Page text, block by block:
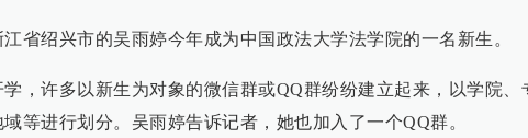
江省绍兴市的吴雨婷今年成为中国政法大学法学院的一名新生。
学，许多以新生为对象的微信群或QQ群纷纷建立起来，以学院、
等进行划分。吴雨婷告诉记者，她也加入了一个QQ群。